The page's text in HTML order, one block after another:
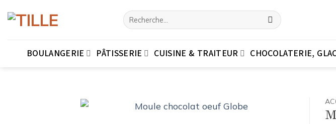
au
Recherche
pour :
BOULANGERIE PÂTISSERIE CUISINE & TRAITEUR CHOCOLATERIE,